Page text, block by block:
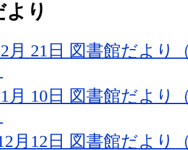
より
月 21日 図書館だより
月 10日 図書館だより
月12日 図書館だより